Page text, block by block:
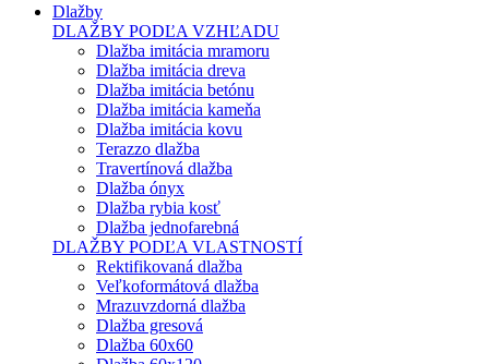
Dlažby
DLAŽBY PODĽA VZHĽADU
Dlažba imitácia mramoru
Dlažba imitácia dreva
Dlažba imitácia betónu
Dlažba imitácia kameňa
Dlažba imitácia kovu
Terazzo dlažba
Travertínová dlažba
Dlažba ónyx
Dlažba rybia kosť
Dlažba jednofarebná
DLAŽBY PODĽA VLASTNOSTÍ
Rektifikovaná dlažba
Veľkoformátová dlažba
Mrazuvzdorná dlažba
Dlažba gresová
Dlažba 60x60